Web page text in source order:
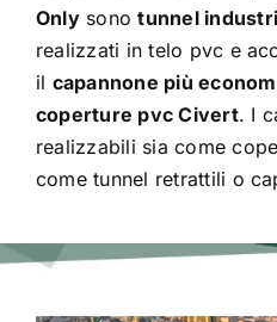
Onlysonotunnel
realizzati in telo pvc e
il capannone più
coperture pvc Civert. I
realizzabili sia come
come tunnel retrattili o